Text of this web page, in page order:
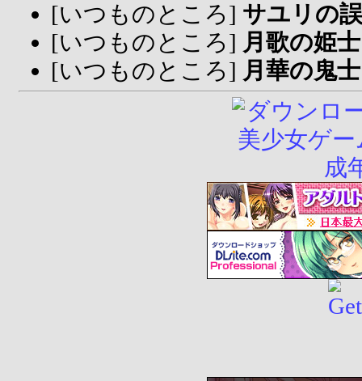
[いつものところ] サユリの誤
[いつものところ] 月歌の姫士
[いつものところ] 月華の鬼士